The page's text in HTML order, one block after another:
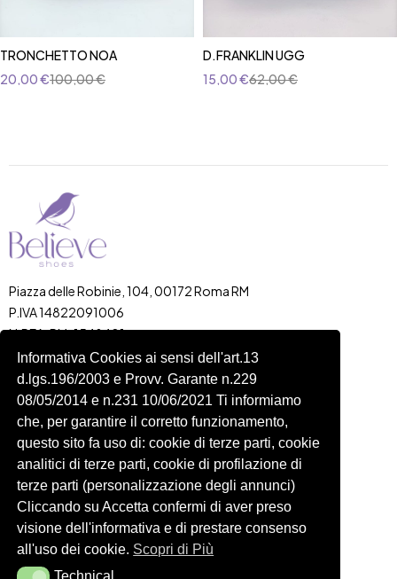
Informativa Cookies ai sensi dell'art.13
d.lgs.196/2003 e Provv. Garante n.229
08/05/2014 e n.231 10/06/2021 Ti informiamo
che, per garantire il corretto funzionamento,
questo sito fa uso di: cookie di terze parti, cookie
analitici di terze parti, cookie di profilazione di
terze parti (personalizzazione degli annunci)
Cliccando su Accetta confermi di aver preso
visione dell'informativa e di prestare consenso
all'uso dei cookie. Scopri di Più
Technical
TRONCHETTO NOA
100,00€
20,00€
D.FRANKLIN UGG
62,00€
15,00€
Piazza delle Robinie, 104, 00172 Roma RM
P.IVA 14822091006
N.REA: RM-1548401
C.SOCIALE: €10,00
334 918 4321
Shop
Shop
Donna
Bambini
Accessori
Account
Carrello
Profilo
Ordini
Wishlist
Spedizioni e Resi